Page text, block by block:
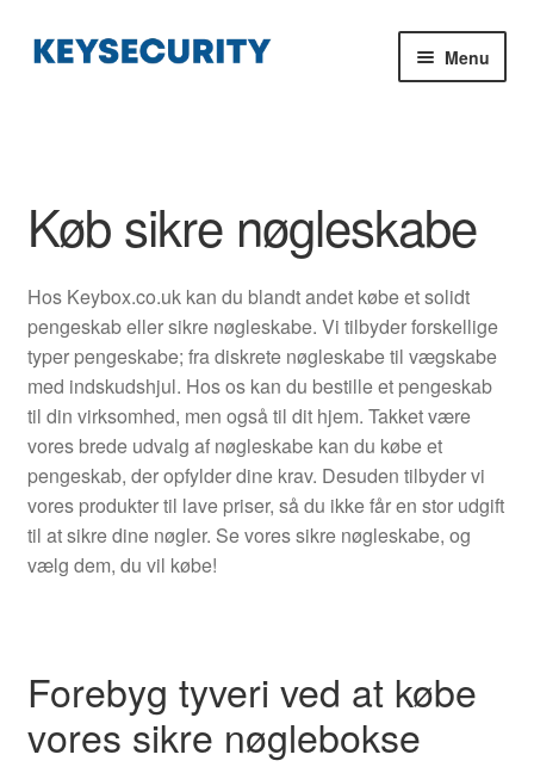
Spring
Spring
Menu
Blog
Montering og installation af dit pengeskab
Kontakt
Køb sikre nøgleskabe
Hos Keybox.co.uk kan du blandt andet købe et solidt
pengeskab eller sikre nøgleskabe. Vi tilbyder forskellige
typer pengeskabe; fra diskrete nøgleskabe til vægskabe
med indskudshjul. Hos os kan du bestille et pengeskab
til din virksomhed, men også til dit hjem. Takket være
vores brede udvalg af nøgleskabe kan du købe et
pengeskab, der opfylder dine krav. Desuden tilbyder vi
vores produkter til lave priser, så du ikke får en stor udgift
til at sikre dine nøgler. Se vores sikre nøgleskabe, og
vælg dem, du vil købe!
Forebyg tyveri ved at købe
vores sikre nøglebokse